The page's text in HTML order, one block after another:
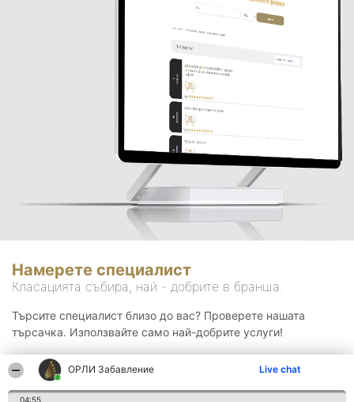
ОРЛИ Забавление Live chat
04:55
Намерете специалист
Класацията събира, най - добрите в бранша.
Търсите специалист близо до вас? Проверете нашата
търсачка. Използвайте само най-добрите услуги!